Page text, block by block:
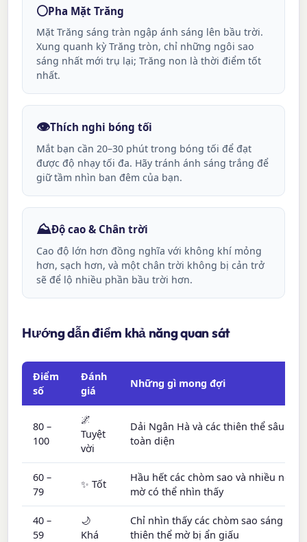
🌕Pha Mặt Trăng
Mặt Trăng sáng tràn ngập ánh sáng lên bầu trời.
Xung quanh kỳ Trăng tròn, chỉ những ngôi sao
sáng nhất mới trụ lại; Trăng non là thời điểm tốt
nhất.
👁️Thích nghi bóng tối
Mắt bạn cần 20–30 phút trong bóng tối để đạt
được độ nhạy tối đa. Hãy tránh ánh sáng trắng để
giữ tầm nhìn ban đêm của bạn.
⛰️Độ cao & Chân trời
Cao độ lớn hơn đồng nghĩa với không khí mỏng
hơn, sạch hơn, và một chân trời không bị cản trở
sẽ để lộ nhiều phần bầu trời hơn.
Hướng dẫn điểm khả năng quan sát
Điểm
số
Đánh
giá
Những gì mong đợi
80 –
100
🌌
Tuyệt
vời
Dải Ngân Hà và các thiên thể sâu
toàn diện
60 –
79
✨ Tốt
Hầu hết các chòm sao và nhiều ngôi
mờ có thể nhìn thấy
40 –
59
🌙
Khá
Chỉ nhìn thấy các chòm sao sáng
thiên thể mờ bị ẩn giấu